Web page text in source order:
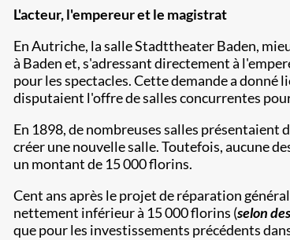
L'acteur, l'empereur et le magistrat
En Autriche, la salle Stadttheater Baden,
à Baden et, s'adressant directement à
pour les spectacles. Cette demande a
disputaient l'offre de salles concurrentes
En 1898, de nombreuses salles présentaient
créer une nouvelle salle. Toutefois, aucune
un montant de 15 000 florins.
Cent ans après le projet de réparation
nettement inférieur à 15 000 florins (selon
que pour les investissements précédents